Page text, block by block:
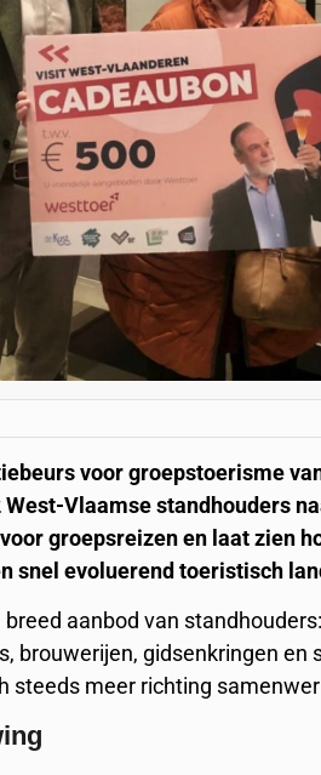
voor groepstoerisme
Vlaamse standhouders
groepsreizen en laat zien
snel evoluerend toeristisch
aanbod van
brouwerijen, gidsenkringen
steeds meer richting